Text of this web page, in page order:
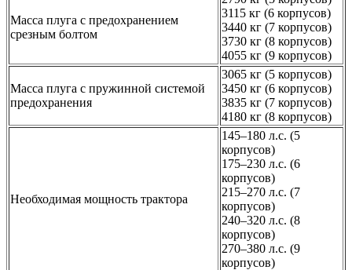
Масса плуга с предохранением
срезным болтом
3115 кг (6 корпусов)
3440 кг (7 корпусов)
3730 кг (8 корпусов)
4055 кг (9 корпусов)
Масса плуга с пружинной системой
предохранения
3065 кг (5 корпусов)
3450 кг (6 корпусов)
3835 кг (7 корпусов)
4180 кг (8 корпусов)
Необходимая мощность трактора
145–180 л.с. (5
корпусов)
175–230 л.с. (6
корпусов)
215–270 л.с. (7
корпусов)
240–320 л.с. (8
корпусов)
270–380 л.с. (9
корпусов)